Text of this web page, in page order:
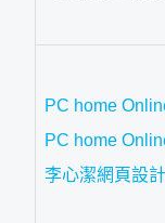
PC home
PC home
李心潔網頁設